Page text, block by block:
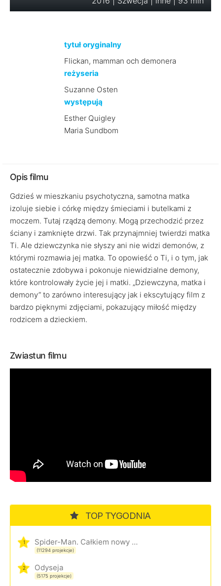
tytuł oryginalny
Flickan, mamman och demonera
reżyseria
Suzanne Osten
występują
Esther Quigley
Maria Sundbom
Opis filmu
Gdzieś w mieszkaniu psychotyczna, samotna matka
izoluje siebie i córkę między śmieciami i butelkami z
moczem. Tutaj rządzą demony. Mogą przechodzić przez
ściany i zamknięte drzwi. Tak przynajmniej twierdzi matka
Ti. Ale dziewczynka nie słyszy ani nie widzi demonów, z
którymi rozmawia jej matka. To opowieść o Ti, i o tym, jak
ostatecznie zdobywa i pokonuje niewidzialne demony,
które kontrolowały życie jej i matki. „Dziewczyna, matka i
demony” to zarówno interesujący jak i ekscytujący film z
bardzo pięknymi zdjęciami, pokazujący miłość między
rodzicem a dzieckiem.
Zwiastun filmu
TOP TYGODNIA
1 Spider-Man. Całkiem nowy dzień
(11294 projekcje)
2 Odyseja
(5175 projekcje)